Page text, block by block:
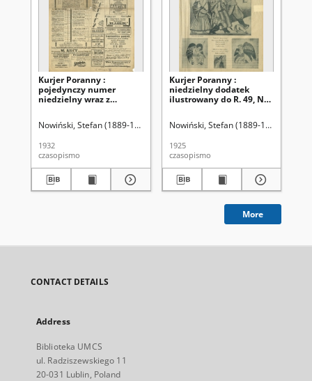
Kurjer Poranny :
pojedynczy numer
niedzielny wraz z
(18 grudnia 1932)
Nowiński, Stefan (1889-1947). Red.
1932
czasopismo
Kurjer Poranny :
niedzielny dodatek
ilustrowany do R. 49, No
Nowiński, Stefan (1889-1947). Red.
1925
czasopismo
More
CONTACT DETAILS
Address
Biblioteka UMCS
ul. Radziszewskiego 11
20-031 Lublin, Poland